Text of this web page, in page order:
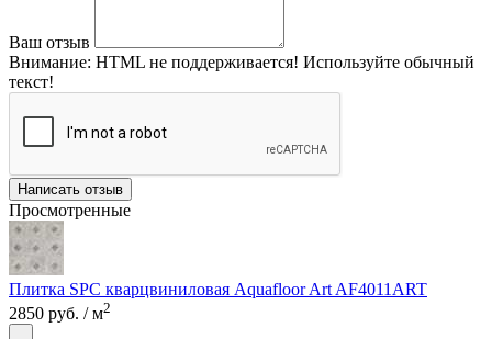
Ваш отзыв
Внимание: HTML не поддерживается! Используйте обычный
текст!
Написать отзыв
Просмотренные
Плитка SPC кварцвиниловая Aquafloor Art AF4011ART
2850 руб. / м2